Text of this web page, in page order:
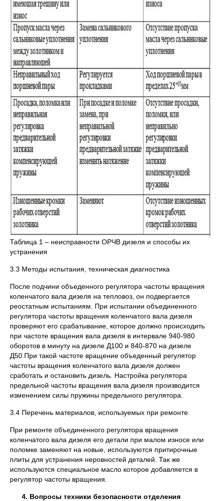
Таблица 1 – неисправности ОРЧВ дизеля и способы их
устранения
3.3 Методы испытания, техническая диагностика
После подчини объеденного регулятора частоты вращения
коленчатого вала дизеля на тепловоз, он подвергается
реостатным испытаниям. При испытании объединенного
регулятора частоты вращения коленчатого вала дизеля
проверяют его срабатывание, которое должно происходить
при частоте вращения вала дизеля в интервале 940-980
оборотов в минуту на дизеле Д100 и 840-870 на дизеле
Д50.При такой частоте вращение объеденный регулятор
частоты вращения коленчатого вала дизеля должен
сработать и остановить дизель. Настройка регулятора
предельной частоты вращения вала дизеля производится
изменением силы пружины предельного регулятора.
3.4 Перечень материалов, используемых при ремонте.
При ремонте объединенного регулятора вращения
коленчатого вала дизеля его детали при малом износе или
поломке заменяют на новые, используются притирочные
плиты для устранения неровностей деталей. Так же
используются специальное масло которое добавляется в
регулятор частоты вращения.
4. Вопросы техники безопасности отделения